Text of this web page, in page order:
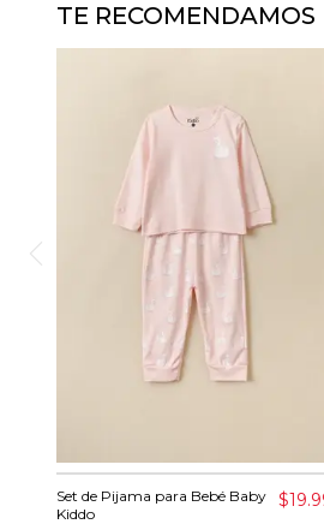
TE RECOMENDAMOS
Set de Pijama para Bebé Baby
Kiddo